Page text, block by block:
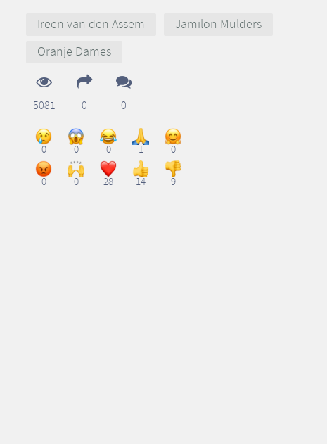
Ireen van den Assem
Jamilon Mülders
Oranje Dames
5081 0 0
0 0 0 1 0
0 0 28 14 9